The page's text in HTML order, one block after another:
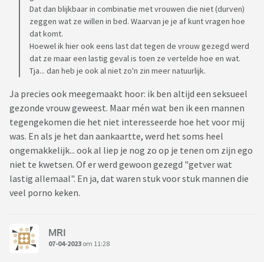
Dat dan blijkbaar in combinatie met vrouwen die niet (durven)
zeggen wat ze willen in bed. Waarvan je je af kunt vragen hoe
dat komt.
Hoewel ik hier ook eens last dat tegen de vrouw gezegd werd
dat ze maar een lastig geval is toen ze vertelde hoe en wat.
Tja... dan heb je ook al niet zo'n zin meer natuurlijk.
Ja precies ook meegemaakt hoor: ik ben altijd een seksueel
gezonde vrouw geweest. Maar mén wat ben ik een mannen
tegengekomen die het niet interesseerde hoe het voor mij
was. En als je het dan aankaartte, werd het soms heel
ongemakkelijk... ook al liep je nog zo op je tenen om zijn ego
niet te kwetsen. Of er werd gewoon gezegd "getver wat
lastig allemaal". En ja, dat waren stuk voor stuk mannen die
veel porno keken.
MRI
07-04-2023 om 11:28